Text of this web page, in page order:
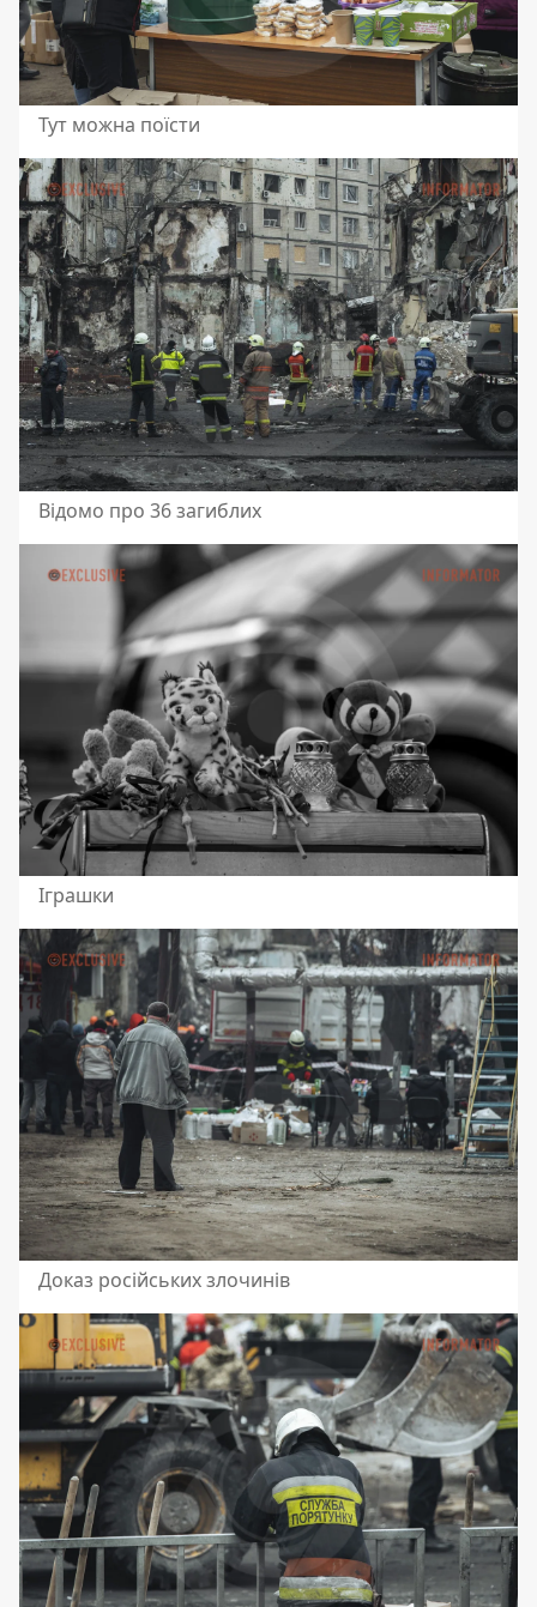
Тут можна поїсти
Відомо про 36 загиблих
Іграшки
Доказ російських злочинів